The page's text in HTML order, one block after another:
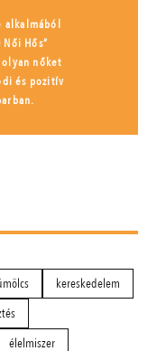
alkalmából
Hős”
nőket
és pozitív
kereskedelem
élelmiszer